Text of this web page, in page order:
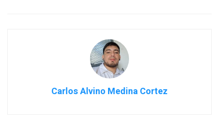
Carlos Alvino Medina Cortez